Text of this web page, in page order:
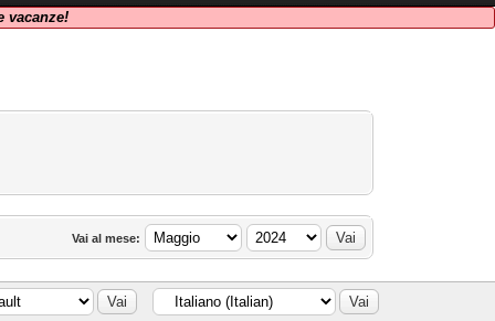
vacanze!
Vai al mese: